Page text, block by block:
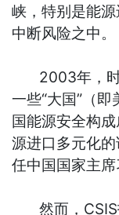
峡，特别是能
中断风险之中。
2003年，时
一些“大国”（
国能源安全构
源进口多元化
任中国国家主席
然而，CSIS